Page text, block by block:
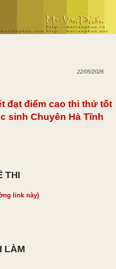
22/05/2026
đạt điểm cao thi thử tốt
sinh Chuyên Hà Tĩnh
THI
link này)
LÀM